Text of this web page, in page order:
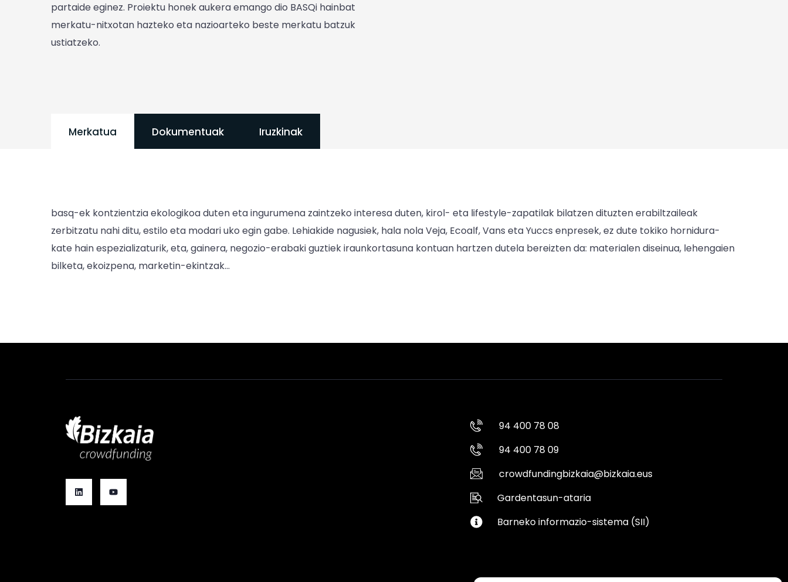
partaide eginez. Proiektu honek aukera emango dio BASQi hainbat
merkatu-nitxotan hazteko eta nazioarteko beste merkatu batzuk
ustiatzeko.
Merkatua Dokumentuak Iruzkinak
basq-ek kontzientzia ekologikoa duten eta ingurumena zaintzeko interesa duten, kirol- eta lifestyle-zapatilak bilatzen dituzten erabiltzaileak
zerbitzatu nahi ditu, estilo eta modari uko egin gabe. Lehiakide nagusiek, hala nola Veja, Ecoalf, Vans eta Yuccs enpresek, ez dute tokiko hornidura-
kate hain espezializaturik, eta, gainera, negozio-erabaki guztiek iraunkortasuna kontuan hartzen dutela bereizten da: materialen diseinua, lehengaien
bilketa, ekoizpena, marketin-ekintzak...
94 400 78 08
94 400 78 09
crowdfundingbizkaia@bizkaia.eus
Gardentasun-ataria
Barneko informazio-sistema (SII)